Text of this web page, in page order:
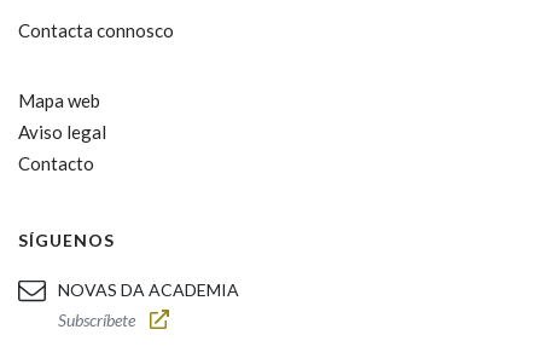
Contacta connosco
Mapa web
Aviso legal
Contacto
SÍGUENOS
NOVAS DA ACADEMIA
Subscríbete